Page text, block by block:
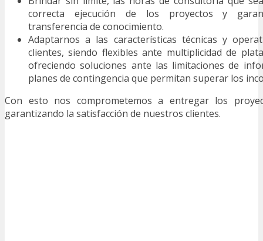
correcta ejecución de los proyectos y
transferencia de conocimiento.
Adaptarnos a las características técnicas y
clientes, siendo flexibles ante multiplicidad de
ofreciendo soluciones ante las limitaciones de
planes de contingencia que permitan superar los
Con esto nos comprometemos a entregar los
garantizando la satisfacción de nuestros clientes.